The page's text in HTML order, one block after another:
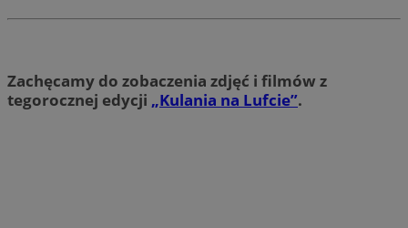
Zachęcamy do zobaczenia zdjęć i filmów z
tegorocznej edycji „Kulania na Lufcie”.